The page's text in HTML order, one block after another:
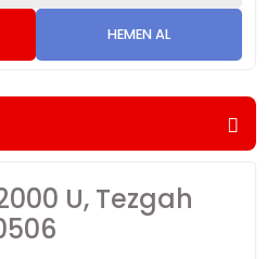
HEMEN AL
U, Tezgah